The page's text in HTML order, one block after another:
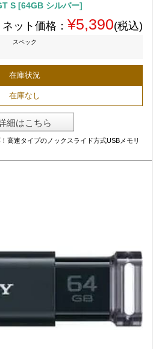
S [64GB シルバー]
ネット価格： ¥5,390(税込)
スペック
在庫状況
在庫なし
細はこちら
高速タイプのノックスライド方式USBメモリ